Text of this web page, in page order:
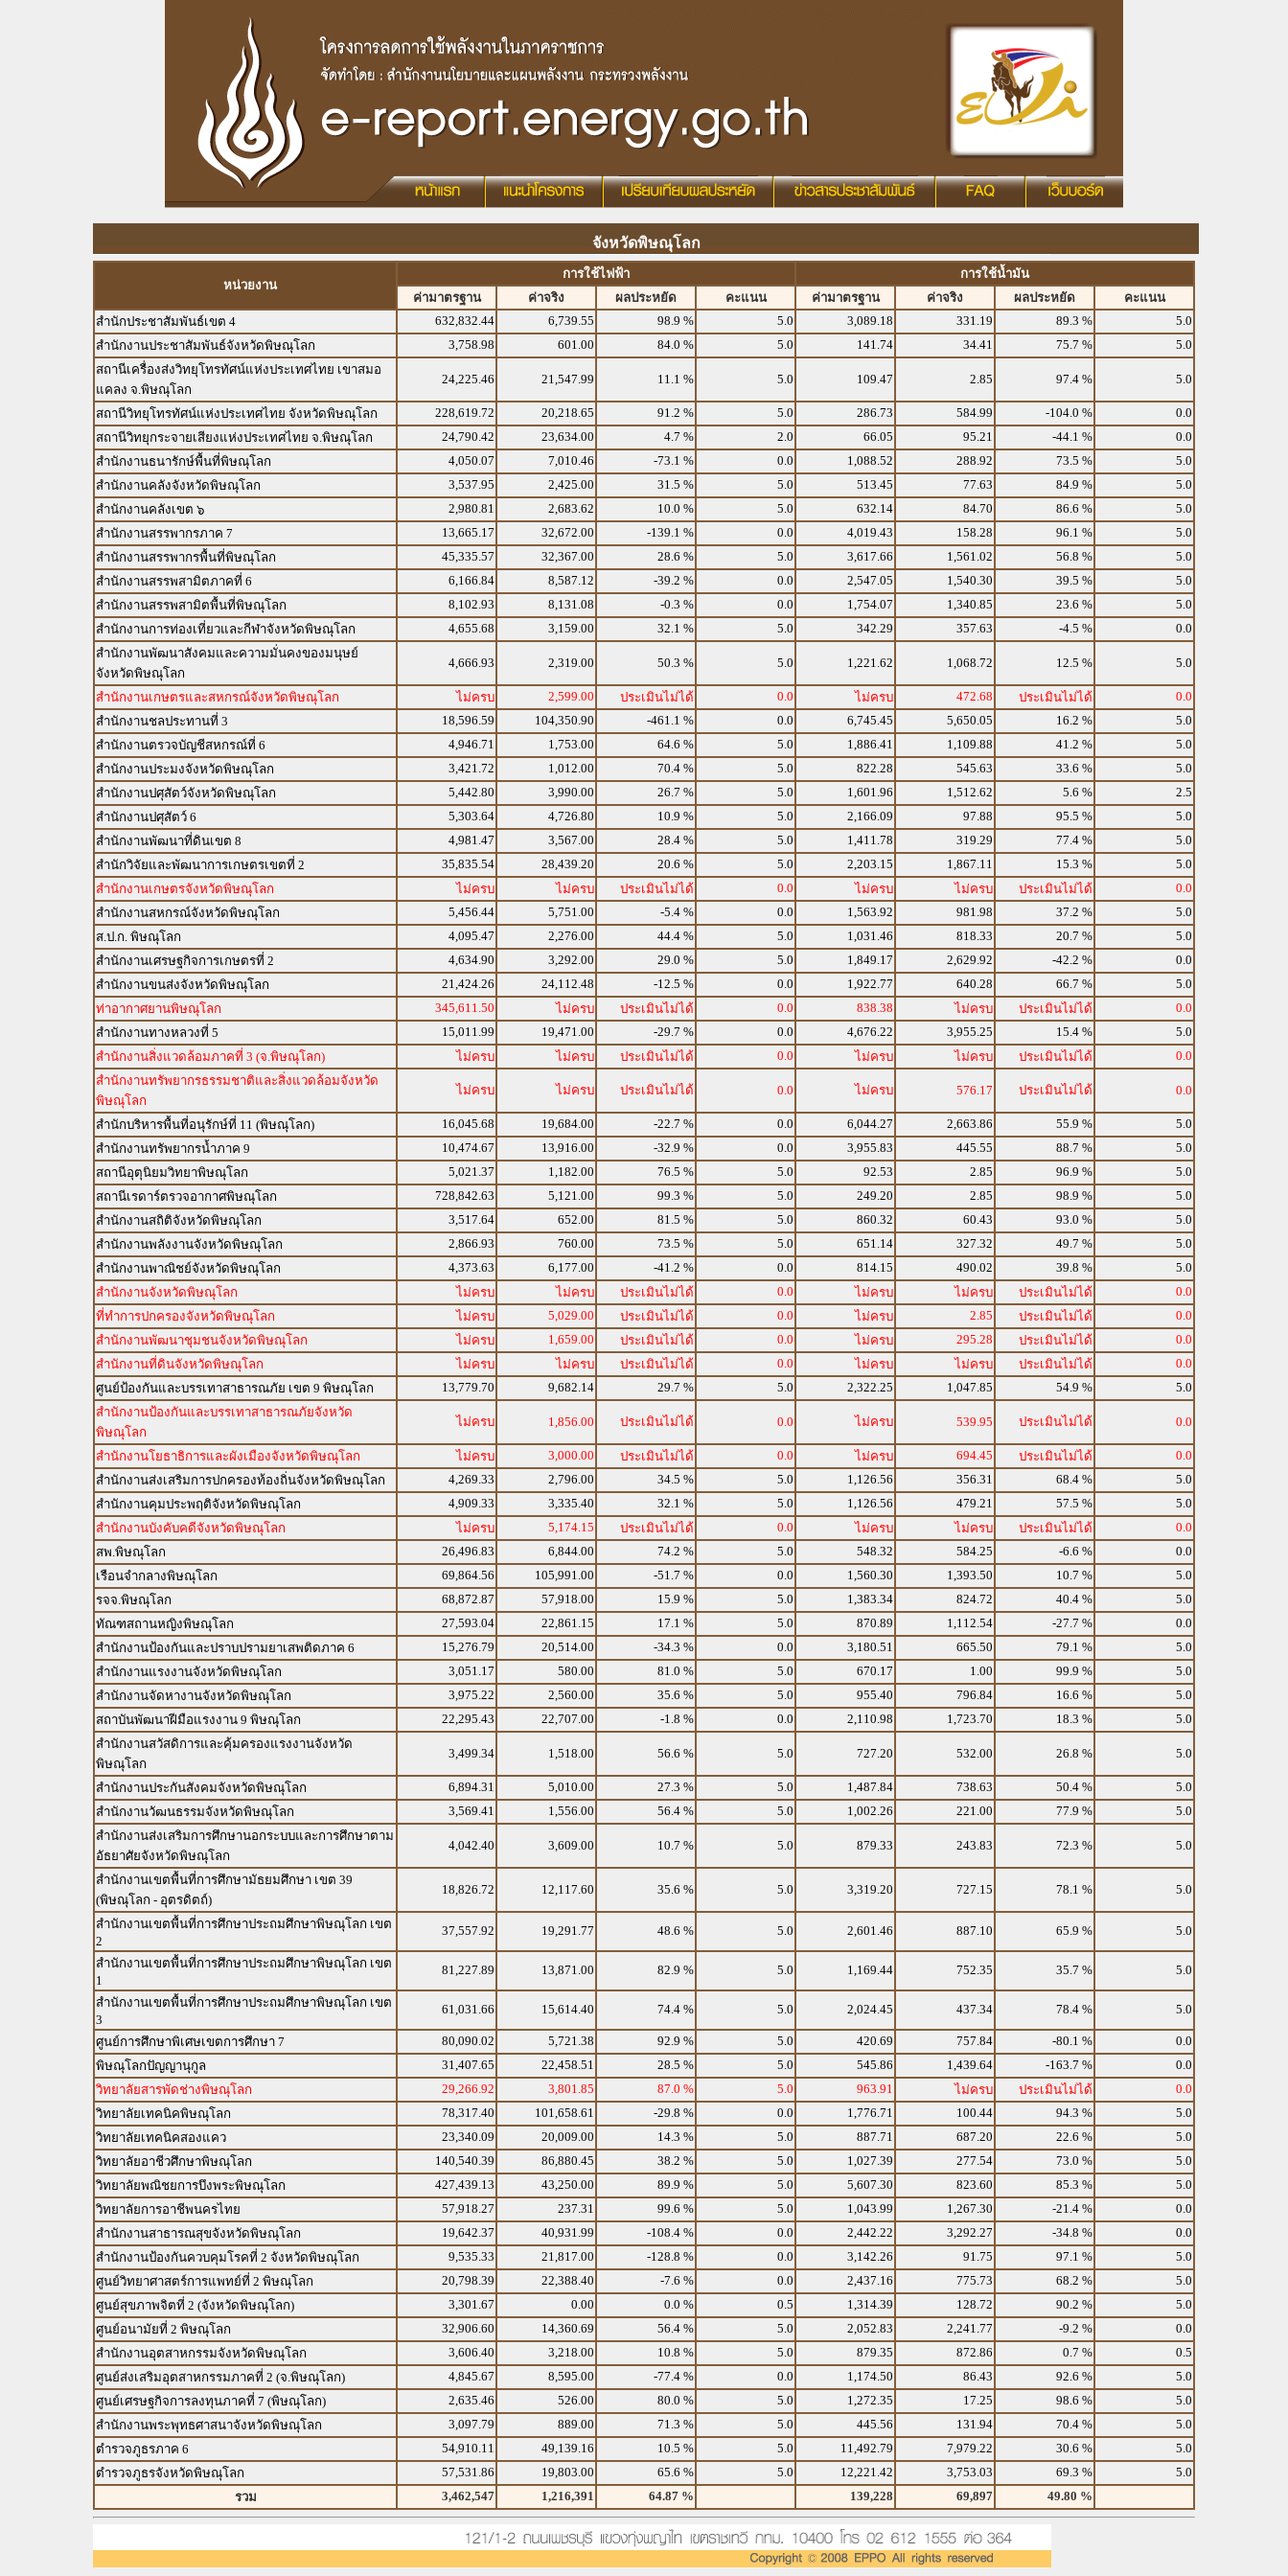
จังหวัดพิษณุโลก
หน่วยงาน
การใช้ไฟฟ้า
การใช้น้ำมัน
ค่ามาตรฐาน
ค่าจริง ผลประหยัด คะแนน ค่ามาตรฐาน ค่าจริง ผลประหยัด
คะแนน
สำนักประชาสัมพันธ์เขต 4
632,832.44 6,739.55 98.9 % 5.0 3,089.18 331.19 89.3 %
5.0
สำนักงานประชาสัมพันธ์จังหวัดพิษณุโลก
3,758.98 601.00 84.0 % 5.0 141.74 34.41 75.7 %
5.0
สถานีเครื่องส่งวิทยุโทรทัศน์แห่งประเทศไทย เขาสมอ
แคลง จ.พิษณุโลก
24,225.46 21,547.99 11.1 % 5.0 109.47 2.85 97.4 % 5.0
สถานีวิทยุโทรทัศน์แห่งประเทศไทย จังหวัดพิษณุโลก 228,619.72 20,218.65 91.2 % 5.0 286.73 584.99 -104.0 %
0.0
สถานีวิทยุกระจายเสียงแห่งประเทศไทย จ.พิษณุโลก
24,790.42 23,634.00 4.7 % 2.0 66.05 95.21 -44.1 %
0.0
สำนักงานธนารักษ์พื้นที่พิษณุโลก
4,050.07 7,010.46 -73.1 % 0.0 1,088.52 288.92 73.5 %
5.0
สำนักงานคลังจังหวัดพิษณุโลก
3,537.95 2,425.00 31.5 % 5.0 513.45 77.63 84.9 %
5.0
สำนักงานคลังเขต ๖
2,980.81 2,683.62 10.0 % 5.0 632.14 84.70 86.6 %
5.0
สำนักงานสรรพากรภาค 7
13,665.17 32,672.00 -139.1 % 0.0 4,019.43 158.28 96.1 %
5.0
สำนักงานสรรพากรพื้นที่พิษณุโลก
45,335.57 32,367.00 28.6 % 5.0 3,617.66 1,561.02 56.8 %
5.0
สำนักงานสรรพสามิตภาคที่ 6
6,166.84 8,587.12 -39.2 % 0.0 2,547.05 1,540.30 39.5 %
5.0
สำนักงานสรรพสามิตพื้นที่พิษณุโลก
8,102.93 8,131.08 -0.3 % 0.0 1,754.07 1,340.85 23.6 %
5.0
สำนักงานการท่องเที่ยวและกีฬาจังหวัดพิษณุโลก
4,655.68 3,159.00 32.1 % 5.0 342.29 357.63 -4.5 %
0.0
สำนักงานพัฒนาสังคมและความมั่นคงของมนุษย์
จังหวัดพิษณุโลก
4,666.93 2,319.00 50.3 % 5.0 1,221.62 1,068.72 12.5 % 5.0
สำนักงานเกษตรและสหกรณ์จังหวัดพิษณุโลก ไม่ครบ 2,599.00 ประเมินไม่ได้ 0.0 ไม่ครบ 472.68 ประเมินไม่ได้
0.0
สำนักงานชลประทานที่ 3
18,596.59 104,350.90 -461.1 % 0.0 6,745.45 5,650.05 16.2 %
5.0
สำนักงานตรวจบัญชีสหกรณ์ที่ 6
4,946.71 1,753.00 64.6 % 5.0 1,886.41 1,109.88 41.2 %
5.0
สำนักงานประมงจังหวัดพิษณุโลก
3,421.72 1,012.00 70.4 % 5.0 822.28 545.63 33.6 %
5.0
สำนักงานปศุสัตว์จังหวัดพิษณุโลก
5,442.80 3,990.00 26.7 % 5.0 1,601.96 1,512.62 5.6 %
2.5
สำนักงานปศุสัตว์ 6
5,303.64 4,726.80 10.9 % 5.0 2,166.09 97.88 95.5 %
5.0
สำนักงานพัฒนาที่ดินเขต 8
4,981.47 3,567.00 28.4 % 5.0 1,411.78 319.29 77.4 %
5.0
สำนักวิจัยและพัฒนาการเกษตรเขตที่ 2
35,835.54 28,439.20 20.6 % 5.0 2,203.15 1,867.11 15.3 %
5.0
สำนักงานเกษตรจังหวัดพิษณุโลก
ไม่ครบ ไม่ครบ ประเมินไม่ได้ 0.0 ไม่ครบ ไม่ครบ ประเมินไม่ได้
0.0
สำนักงานสหกรณ์จังหวัดพิษณุโลก
5,456.44 5,751.00 -5.4 % 0.0 1,563.92 981.98 37.2 %
5.0
ส.ป.ก. พิษณุโลก
4,095.47 2,276.00 44.4 % 5.0 1,031.46 818.33 20.7 %
5.0
สำนักงานเศรษฐกิจการเกษตรที่ 2
4,634.90 3,292.00 29.0 % 5.0 1,849.17 2,629.92 -42.2 %
0.0
สำนักงานขนส่งจังหวัดพิษณุโลก
21,424.26 24,112.48 -12.5 % 0.0 1,922.77 640.28 66.7 %
5.0
ท่าอากาศยานพิษณุโลก
345,611.50 ไม่ครบ ประเมินไม่ได้ 0.0 838.38 ไม่ครบ ประเมินไม่ได้
0.0
สำนักงานทางหลวงที่ 5
15,011.99 19,471.00 -29.7 % 0.0 4,676.22 3,955.25 15.4 %
5.0
สำนักงานสิ่งแวดล้อมภาคที่ 3 (จ.พิษณุโลก)
ไม่ครบ ไม่ครบ ประเมินไม่ได้ 0.0 ไม่ครบ ไม่ครบ ประเมินไม่ได้
0.0
สำนักงานทรัพยากรธรรมชาติและสิ่งแวดล้อมจังหวัด
พิษณุโลก
ไม่ครบ ไม่ครบ ประเมินไม่ได้ 0.0 ไม่ครบ 576.17 ประเมินไม่ได้ 0.0
สำนักบริหารพื้นที่อนุรักษ์ที่ 11 (พิษณุโลก) 16,045.68 19,684.00 -22.7 % 0.0 6,044.27 2,663.86 55.9 %
5.0
สำนักงานทรัพยากรน้ำภาค 9
10,474.67 13,916.00 -32.9 % 0.0 3,955.83 445.55 88.7 %
5.0
สถานีอุตุนิยมวิทยาพิษณุโลก
5,021.37 1,182.00 76.5 % 5.0 92.53 2.85 96.9 %
5.0
สถานีเรดาร์ตรวจอากาศพิษณุโลก
728,842.63 5,121.00 99.3 % 5.0 249.20 2.85 98.9 %
5.0
สำนักงานสถิติจังหวัดพิษณุโลก
3,517.64 652.00 81.5 % 5.0 860.32 60.43 93.0 %
5.0
สำนักงานพลังงานจังหวัดพิษณุโลก
2,866.93 760.00 73.5 % 5.0 651.14 327.32 49.7 %
5.0
สำนักงานพาณิชย์จังหวัดพิษณุโลก
4,373.63 6,177.00 -41.2 % 0.0 814.15 490.02 39.8 %
5.0
สำนักงานจังหวัดพิษณุโลก
ไม่ครบ ไม่ครบ ประเมินไม่ได้ 0.0 ไม่ครบ ไม่ครบ ประเมินไม่ได้
0.0
ที่ทำการปกครองจังหวัดพิษณุโลก
ไม่ครบ 5,029.00 ประเมินไม่ได้ 0.0 ไม่ครบ 2.85 ประเมินไม่ได้
0.0
สำนักงานพัฒนาชุมชนจังหวัดพิษณุโลก
ไม่ครบ 1,659.00 ประเมินไม่ได้ 0.0 ไม่ครบ 295.28 ประเมินไม่ได้
0.0
สำนักงานที่ดินจังหวัดพิษณุโลก
ไม่ครบ ไม่ครบ ประเมินไม่ได้ 0.0 ไม่ครบ ไม่ครบ ประเมินไม่ได้
0.0
ศูนย์ป้องกันและบรรเทาสาธารณภัย เขต 9 พิษณุโลก
13,779.70 9,682.14 29.7 % 5.0 2,322.25 1,047.85 54.9 %
5.0
สำนักงานป้องกันและบรรเทาสาธารณภัยจังหวัด
พิษณุโลก
ไม่ครบ 1,856.00 ประเมินไม่ได้ 0.0 ไม่ครบ 539.95 ประเมินไม่ได้ 0.0
สำนักงานโยธาธิการและผังเมืองจังหวัดพิษณุโลก ไม่ครบ 3,000.00 ประเมินไม่ได้ 0.0 ไม่ครบ 694.45 ประเมินไม่ได้
0.0
สำนักงานส่งเสริมการปกครองท้องถิ่นจังหวัดพิษณุโลก
4,269.33 2,796.00 34.5 % 5.0 1,126.56 356.31 68.4 %
5.0
สำนักงานคุมประพฤติจังหวัดพิษณุโลก
4,909.33 3,335.40 32.1 % 5.0 1,126.56 479.21 57.5 %
5.0
สำนักงานบังคับคดีจังหวัดพิษณุโลก
ไม่ครบ 5,174.15 ประเมินไม่ได้ 0.0 ไม่ครบ ไม่ครบ ประเมินไม่ได้
0.0
สพ.พิษณุโลก
26,496.83 6,844.00 74.2 % 5.0 548.32 584.25 -6.6 %
0.0
เรือนจำกลางพิษณุโลก
69,864.56 105,991.00 -51.7 % 0.0 1,560.30 1,393.50 10.7 %
5.0
รจจ.พิษณุโลก
68,872.87 57,918.00 15.9 % 5.0 1,383.34 824.72 40.4 %
5.0
ทัณฑสถานหญิงพิษณุโลก
27,593.04 22,861.15 17.1 % 5.0 870.89 1,112.54 -27.7 %
0.0
สำนักงานป้องกันและปราบปรามยาเสพติดภาค 6
15,276.79 20,514.00 -34.3 % 0.0 3,180.51 665.50 79.1 %
5.0
สำนักงานแรงงานจังหวัดพิษณุโลก
3,051.17 580.00 81.0 % 5.0 670.17 1.00 99.9 %
5.0
สำนักงานจัดหางานจังหวัดพิษณุโลก
3,975.22 2,560.00 35.6 % 5.0 955.40 796.84 16.6 %
5.0
สถาบันพัฒนาฝีมือแรงงาน 9 พิษณุโลก
22,295.43 22,707.00 -1.8 % 0.0 2,110.98 1,723.70 18.3 %
5.0
สำนักงานสวัสดิการและคุ้มครองแรงงานจังหวัด
พิษณุโลก
3,499.34 1,518.00 56.6 % 5.0 727.20 532.00 26.8 % 5.0
สำนักงานประกันสังคมจังหวัดพิษณุโลก 6,894.31 5,010.00 27.3 % 5.0 1,487.84 738.63 50.4 %
5.0
สำนักงานวัฒนธรรมจังหวัดพิษณุโลก
3,569.41 1,556.00 56.4 % 5.0 1,002.26 221.00 77.9 %
5.0
สำนักงานส่งเสริมการศึกษานอกระบบและการศึกษาตาม
อัธยาศัยจังหวัดพิษณุโลก
4,042.40 3,609.00 10.7 % 5.0 879.33 243.83 72.3 % 5.0
สำนักงานเขตพื้นที่การศึกษามัธยมศึกษา เขต 39
(พิษณุโลก - อุตรดิตถ์)
18,826.72 12,117.60 35.6 % 5.0 3,319.20 727.15 78.1 % 5.0
สำนักงานเขตพื้นที่การศึกษาประถมศึกษาพิษณุโลก เขต
2
37,557.92 19,291.77 48.6 % 5.0 2,601.46 887.10 65.9 % 5.0
สำนักงานเขตพื้นที่การศึกษาประถมศึกษาพิษณุโลก เขต
1
81,227.89 13,871.00 82.9 % 5.0 1,169.44 752.35 35.7 % 5.0
สำนักงานเขตพื้นที่การศึกษาประถมศึกษาพิษณุโลก เขต
3
61,031.66 15,614.40 74.4 % 5.0 2,024.45 437.34 78.4 % 5.0
ศูนย์การศึกษาพิเศษเขตการศึกษา 7 80,090.02 5,721.38 92.9 % 5.0 420.69 757.84 -80.1 %
0.0
พิษณุโลกปัญญานุกูล
31,407.65 22,458.51 28.5 % 5.0 545.86 1,439.64 -163.7 %
0.0
วิทยาลัยสารพัดช่างพิษณุโลก
29,266.92 3,801.85 87.0 % 5.0 963.91 ไม่ครบ ประเมินไม่ได้
0.0
วิทยาลัยเทคนิคพิษณุโลก
78,317.40 101,658.61 -29.8 % 0.0 1,776.71 100.44 94.3 %
5.0
วิทยาลัยเทคนิคสองแคว
23,340.09 20,009.00 14.3 % 5.0 887.71 687.20 22.6 %
5.0
วิทยาลัยอาชีวศึกษาพิษณุโลก
140,540.39 86,880.45 38.2 % 5.0 1,027.39 277.54 73.0 %
5.0
วิทยาลัยพณิชยการบึงพระพิษณุโลก
427,439.13 43,250.00 89.9 % 5.0 5,607.30 823.60 85.3 %
5.0
วิทยาลัยการอาชีพนครไทย
57,918.27 237.31 99.6 % 5.0 1,043.99 1,267.30 -21.4 %
0.0
สำนักงานสาธารณสุขจังหวัดพิษณุโลก
19,642.37 40,931.99 -108.4 % 0.0 2,442.22 3,292.27 -34.8 %
0.0
สำนักงานป้องกันควบคุมโรคที่ 2 จังหวัดพิษณุโลก
9,535.33 21,817.00 -128.8 % 0.0 3,142.26 91.75 97.1 %
5.0
ศูนย์วิทยาศาสตร์การแพทย์ที่ 2 พิษณุโลก
20,798.39 22,388.40 -7.6 % 0.0 2,437.16 775.73 68.2 %
5.0
ศูนย์สุขภาพจิตที่ 2 (จังหวัดพิษณุโลก)
3,301.67 0.00 0.0 % 0.5 1,314.39 128.72 90.2 %
5.0
ศูนย์อนามัยที่ 2 พิษณุโลก
32,906.60 14,360.69 56.4 % 5.0 2,052.83 2,241.77 -9.2 %
0.0
สำนักงานอุตสาหกรรมจังหวัดพิษณุโลก
3,606.40 3,218.00 10.8 % 5.0 879.35 872.86 0.7 %
0.5
ศูนย์ส่งเสริมอุตสาหกรรมภาคที่ 2 (จ.พิษณุโลก)
4,845.67 8,595.00 -77.4 % 0.0 1,174.50 86.43 92.6 %
5.0
ศูนย์เศรษฐกิจการลงทุนภาคที่ 7 (พิษณุโลก)
2,635.46 526.00 80.0 % 5.0 1,272.35 17.25 98.6 %
5.0
สำนักงานพระพุทธศาสนาจังหวัดพิษณุโลก
3,097.79 889.00 71.3 % 5.0 445.56 131.94 70.4 %
5.0
ตำรวจภูธรภาค 6
54,910.11 49,139.16 10.5 % 5.0 11,492.79 7,979.22 30.6 %
5.0
ตำรวจภูธรจังหวัดพิษณุโลก
57,531.86 19,803.00 65.6 % 5.0 12,221.42 3,753.03 69.3 %
5.0
รวม
3,462,547 1,216,391 64.87 % 139,228 69,897 49.80 %